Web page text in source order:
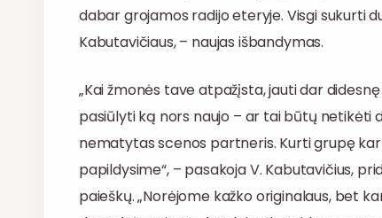
dabar grojamos radijo eteryje. Visgi sukurti
Kabutavičiaus, – naujas išbandymas.
„Kai žmonės tave atpažįsta, jauti dar
pasiūlyti ką nors naujo – ar tai būtų netikėti
nematytas scenos partneris. Kurti grupę
papildysime“, – pasakoja V. Kabutavičius,
paieškų. „Norėjome kažko originalaus, bet